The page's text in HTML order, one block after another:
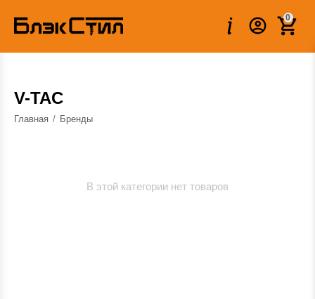
0
V-TAC
Главная / Бренды
В этой категории нет товаров